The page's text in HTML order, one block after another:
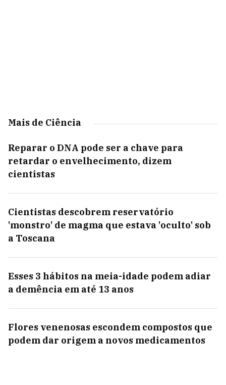
Mais de Ciência
Reparar o DNA pode ser a chave para
retardar o envelhecimento, dizem
cientistas
Cientistas descobrem reservatório
'monstro' de magma que estava 'oculto' sob
a Toscana
Esses 3 hábitos na meia-idade podem adiar
a demência em até 13 anos
Flores venenosas escondem compostos que
podem dar origem a novos medicamentos